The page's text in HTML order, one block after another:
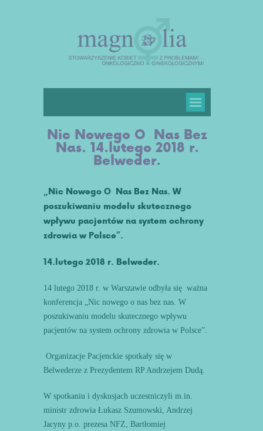
Nic Nowego O Nas Bez
Nas. 14.lutego 2018 r.
Belweder.
„Nic Nowego O Nas Bez Nas. W
poszukiwaniu modelu skutecznego
wpływu pacjentów na system ochrony
zdrowia w Polsce”.
14.lutego 2018 r. Belweder.
14 lutego 2018 r. w Warszawie odbyła się ważna
konferencja „Nic nowego o nas bez nas. W
poszukiwaniu modelu skutecznego wpływu
pacjentów na system ochrony zdrowia w Polsce”.
Organizacje Pacjenckie spotkały się w
Belwederze z Prezydentem RP Andrzejem Dudą.
W spotkaniu i dyskusjach uczestniczyli m.in.
ministr zdrowia Łukasz Szumowski, Andrzej
Jacyny p.o. prezesa NFZ, Bartłomiej